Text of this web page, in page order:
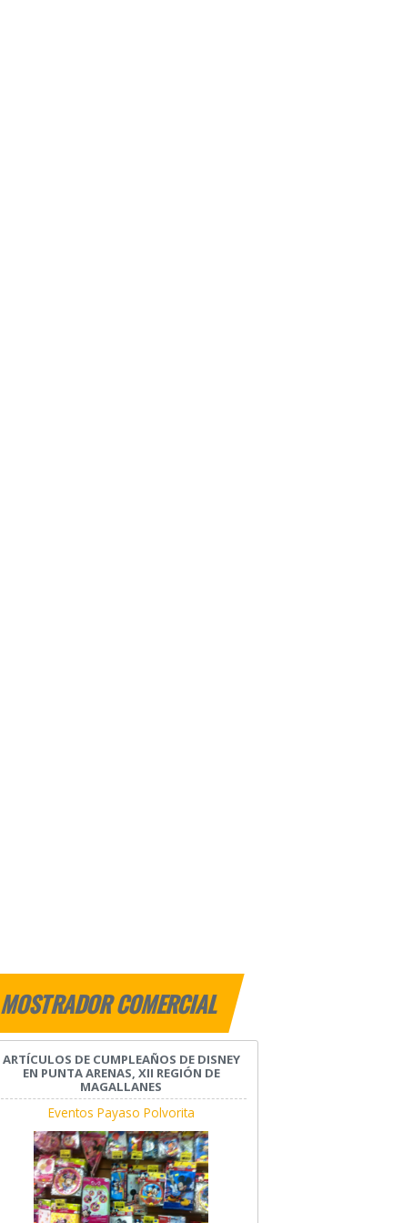
MOSTRADOR COMERCIAL
ARTÍCULOS DE CUMPLEAÑOS DE DISNEY
EN PUNTA ARENAS, XII REGIÓN DE
MAGALLANES
Eventos Payaso Polvorita